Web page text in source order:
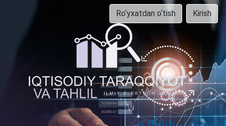
Ro‘yxatdan o‘tish Kirish